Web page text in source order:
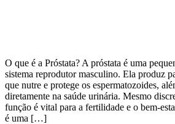
O que é a Próstata? A próstata é uma
sistema reprodutor masculino. Ela produz
que nutre e protege os espermatozoides,
diretamente na saúde urinária. Mesmo
função é vital para a fertilidade e o bem-
é uma […]